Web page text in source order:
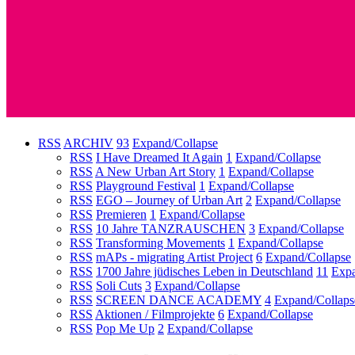
RSS ARCHIV 93 Expand/Collapse
RSS I Have Dreamed It Again 1 Expand/Collapse
RSS A New Urban Art Story 1 Expand/Collapse
RSS Playground Festival 1 Expand/Collapse
RSS EGO – Journey of Urban Art 2 Expand/Collapse
RSS Premieren 1 Expand/Collapse
RSS 10 Jahre TANZRAUSCHEN 3 Expand/Collapse
RSS Transforming Movements 1 Expand/Collapse
RSS mAPs - migrating Artist Project 6 Expand/Collapse
RSS 1700 Jahre jüdisches Leben in Deutschland 11
RSS Soli Cuts 3 Expand/Collapse
RSS SCREEN DANCE ACADEMY 4 Expand/
RSS Aktionen / Filmprojekte 6 Expand/Collapse
RSS Pop Me Up 2 Expand/Collapse